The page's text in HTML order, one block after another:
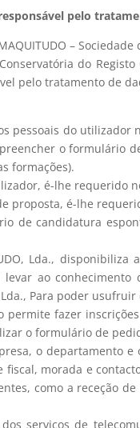
pelo
–
do
pelo tratamento de
pessoais do
o formulário
formações).
é-lhe requerido
proposta, é-lhe
de candidatura
Lda.,
ao
Para poder
permite fazer
o formulário de
o departamento
fiscal, morada e
como a receção
serviços de